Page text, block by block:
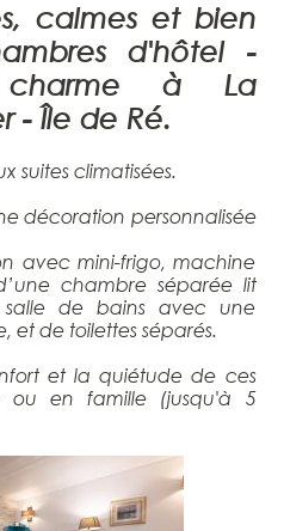
calmes et bien
d'hôtel -
à La
- Île de Ré.
suites climatisées.
décoration personnalisée
avec mini-frigo, machine
chambre séparée lit
salle de bains avec une
et de toilettes séparés.
et la quiétude de ces
ou en famille (jusqu'à 5